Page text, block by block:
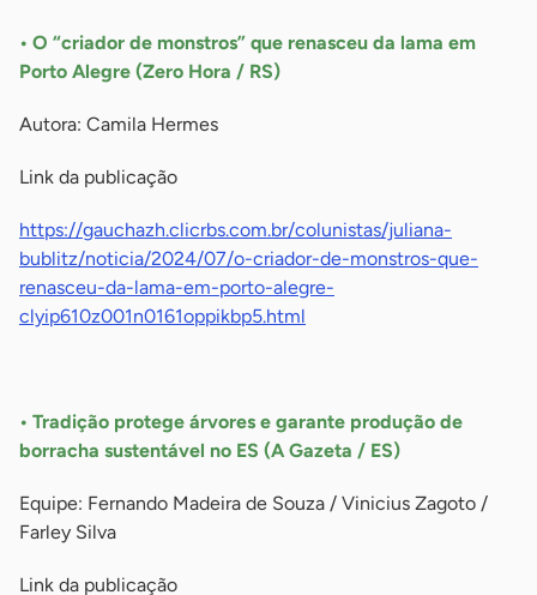
• O “criador de monstros” que renasceu da lama em
Porto Alegre (Zero Hora / RS)
Autora: Camila Hermes
Link da publicação
https://gauchazh.clicrbs.com.br/colunistas/juliana-
bublitz/noticia/2024/07/o-criador-de-monstros-que-
renasceu-da-lama-em-porto-alegre-
clyip610z001n0161oppikbp5.html
• Tradição protege árvores e garante produção de
borracha sustentável no ES (A Gazeta / ES)
Equipe: Fernando Madeira de Souza / Vinicius Zagoto /
Farley Silva
Link da publicação